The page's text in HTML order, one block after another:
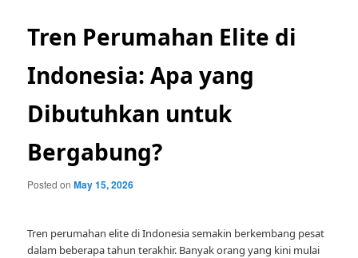
Tren Perumahan Elite di
Indonesia: Apa yang
Dibutuhkan untuk
Bergabung?
Posted onMay 15, 2026
Tren perumahan elite di Indonesia semakin berkembang pesat
dalam beberapa tahun terakhir. Banyak orang yang kini mulai